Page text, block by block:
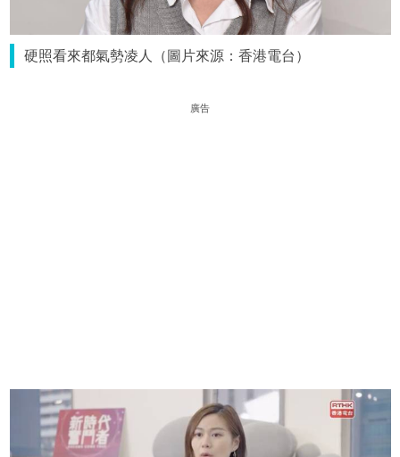
硬照看來都氣勢凌人（圖片來源：香港電台）
廣告